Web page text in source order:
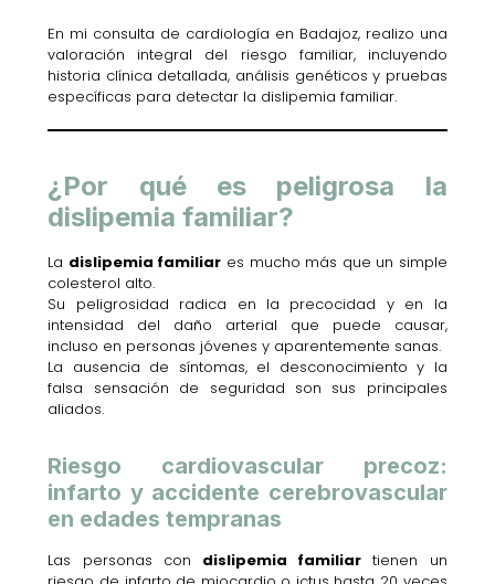
En mi consulta de cardiología en Badajoz, realizo una
valoración integral del riesgo familiar, incluyendo
historia clínica detallada, análisis genéticos y pruebas
específicas para detectar la dislipemia familiar.
¿Por qué es peligrosa la
dislipemia familiar?
La dislipemia familiar es mucho más que un simple
colesterol alto.
Su peligrosidad radica en la precocidad y en la
intensidad del daño arterial que puede causar,
incluso en personas jóvenes y aparentemente sanas.
La ausencia de síntomas, el desconocimiento y la
falsa sensación de seguridad son sus principales
aliados.
Riesgo cardiovascular precoz:
infarto y accidente cerebrovascular
en edades tempranas
Las personas con dislipemia familiar tienen un